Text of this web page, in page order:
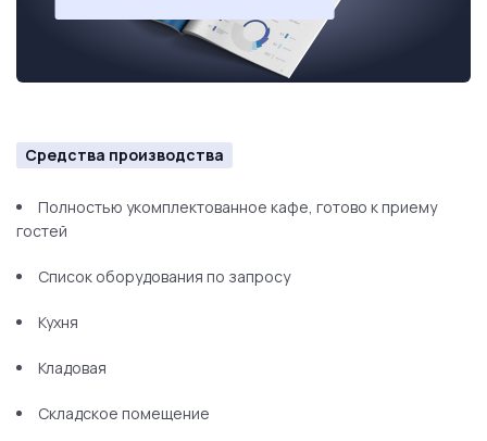
Средства производства
Полностью укомплектованное кафе, готово к приему
гостей
Список оборудования по запросу
Кухня
Кладовая
Складское помещение